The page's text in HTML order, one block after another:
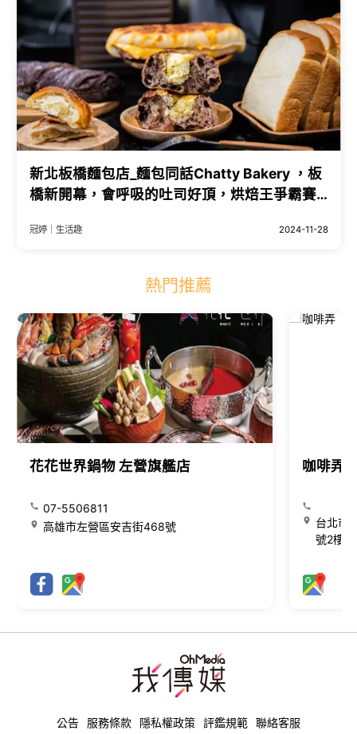
新北板橋麵包店_麵包同話Chatty Bakery ，板
橋新開幕，會呼吸的吐司好頂，烘焙王爭霸賽
冠婷｜生活趣 2024-11-28
熱門推薦
花花世界鍋物 左營旗艦店
07-5506811
高雄市左營區安吉街468號
咖啡弄
台北市
號2樓
公告 服務條款 隱私權政策 評鑑規範 聯絡客服